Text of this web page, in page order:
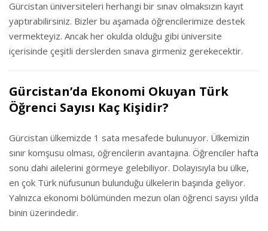
Gürcistan üniversiteleri herhangi bir sınav olmaksızın kayıt
yaptırabilirsiniz. Bizler bu aşamada öğrencilerimize destek
vermekteyiz. Ancak her okulda olduğu gibi üniversite
içerisinde çeşitli derslerden sınava girmeniz gerekecektir.
Gürcistan’da Ekonomi Okuyan Türk
Öğrenci Sayısı Kaç Kişidir?
Gürcistan ülkemizde 1 sata mesafede bulunuyor. Ülkemizin
sınır komşusu olması, öğrencilerin avantajına. Öğrenciler hafta
sonu dahi ailelerini görmeye gelebiliyor. Dolayısıyla bu ülke,
en çok Türk nüfusunun bulunduğu ülkelerin başında geliyor.
Yalnızca ekonomi bölümünden mezun olan öğrenci sayısı yılda
binin üzerindedir.